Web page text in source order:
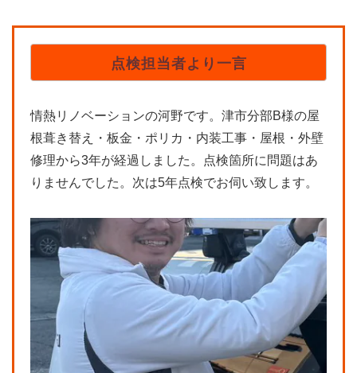
点検担当者より一言
情熱リノベーションの河野です。津市分部B様の屋
根葺き替え・板金・ポリカ・内装工事・屋根・外壁
修理から3年が経過しました。点検箇所に問題はあ
りませんでした。次は5年点検でお伺い致します。